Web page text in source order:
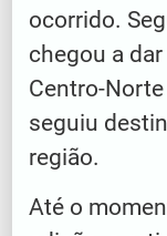
ocorrido.
chegou a
Centro-
seguiu
região.
Até o